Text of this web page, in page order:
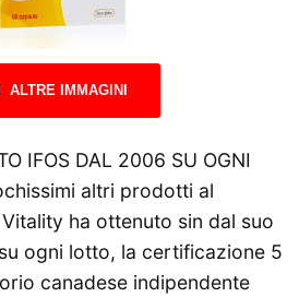
ALTRE IMMAGINI
IFOS DAL 2006 SU OGNI
altri prodotti al
ha ottenuto sin dal suo
ogni lotto, la certificazione 5
canadese indipendente